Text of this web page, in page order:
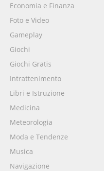
Economia e Finanza
Foto e Video
Gameplay
Giochi
Giochi Gratis
Intrattenimento
Libri e Istruzione
Medicina
Meteorologia
Moda e Tendenze
Musica
Navigazione